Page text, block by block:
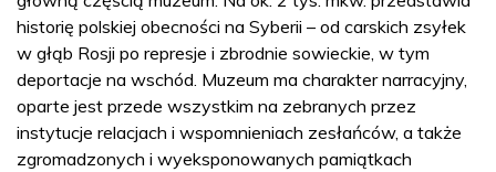
historię polskiej obecności na Syberii – od carskich zsyłek
w głąb Rosji po represje i zbrodnie sowieckie, w tym
deportacje na wschód. Muzeum ma charakter narracyjny,
oparte jest przede wszystkim na zebranych przez
instytucje relacjach i wspomnieniach zesłańców, a także
zgromadzonych i wyeksponowanych pamiątkach